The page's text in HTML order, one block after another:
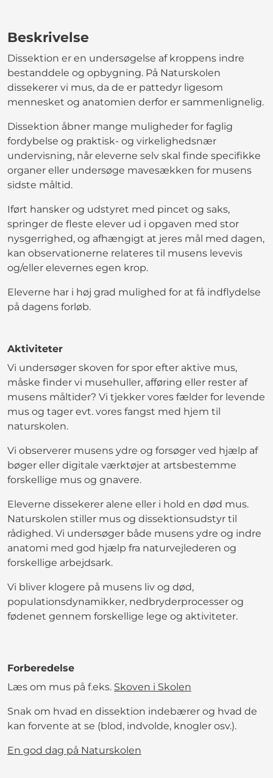
Beskrivelse
Dissektion er en undersøgelse af kroppens indre
bestanddele og opbygning. På Naturskolen
dissekerer vi mus, da de er pattedyr ligesom
mennesket og anatomien derfor er sammenlignelig.
Dissektion åbner mange muligheder for faglig
fordybelse og praktisk- og virkelighedsnær
undervisning, når eleverne selv skal finde specifikke
organer eller undersøge mavesækken for musens
sidste måltid.
Iført hansker og udstyret med pincet og saks,
springer de fleste elever ud i opgaven med stor
nysgerrighed, og afhængigt at jeres mål med dagen,
kan observationerne relateres til musens levevis
og/eller elevernes egen krop.
Eleverne har i høj grad mulighed for at få indflydelse
på dagens forløb.
Aktiviteter
Vi undersøger skoven for spor efter aktive mus,
måske finder vi musehuller, afføring eller rester af
musens måltider? Vi tjekker vores fælder for levende
mus og tager evt. vores fangst med hjem til
naturskolen.
Vi observerer musens ydre og forsøger ved hjælp af
bøger eller digitale værktøjer at artsbestemme
forskellige mus og gnavere.
Eleverne dissekerer alene eller i hold en død mus.
Naturskolen stiller mus og dissektionsudstyr til
rådighed. Vi undersøger både musens ydre og indre
anatomi med god hjælp fra naturvejlederen og
forskellige arbejdsark.
Vi bliver klogere på musens liv og død,
populationsdynamikker, nedbryderprocesser og
fødenet gennem forskellige lege og aktiviteter.
Forberedelse
Læs om mus på f.eks. Skoven i Skolen
Snak om hvad en dissektion indebærer og hvad de
kan forvente at se (blod, indvolde, knogler osv.).
En god dag på Naturskolen